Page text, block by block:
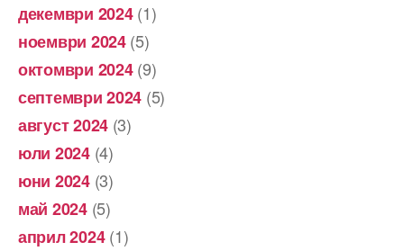
декември 2024(1)
ноември 2024(5)
октомври 2024(9)
септември 2024 (5)
август 2024 (3)
юли 2024(4)
юни 2024(3)
май 2024(5)
април 2024(1)